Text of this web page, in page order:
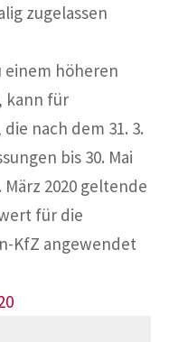
zugelassen
einem höheren
kann für
nach dem 31. 3.
bis 30. Mai
2020 geltende
für die
KfZ angewendet